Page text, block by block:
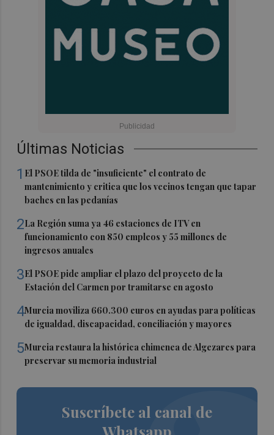
Últimas Noticias
1 El PSOE tilda de "insuficiente" el contrato de
mantenimiento y critica que los vecinos tengan que tapar
baches en las pedanías
2La Región suma ya 46 estaciones de ITV en
funcionamiento con 850 empleos y 55 millones de
ingresos anuales
3El PSOE pide ampliar el plazo del proyecto de la
Estación del Carmen por tramitarse en agosto
4Murcia moviliza 660.300 euros en ayudas para políticas
de igualdad, discapacidad, conciliación y mayores
5Murcia restaura la histórica chimenea de Algezares para
preservar su memoria industrial
Suscríbete al canal de